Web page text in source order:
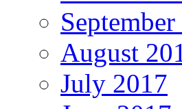
August
July 2017